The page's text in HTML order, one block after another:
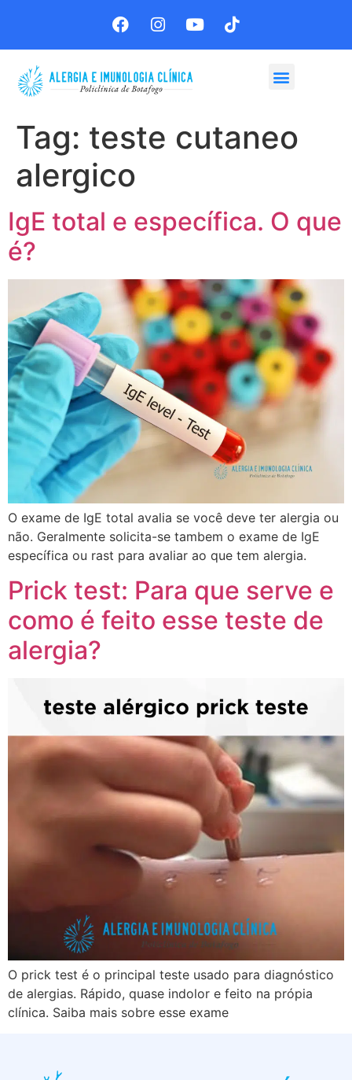
Tag: teste cutaneo
alergico
IgE total e específica. O que
é?
O exame de IgE total avalia se você deve ter alergia ou
não. Geralmente solicita-se tambem o exame de IgE
específica ou rast para avaliar ao que tem alergia.
Prick test: Para que serve e
como é feito esse teste de
alergia?
O prick test é o principal teste usado para diagnóstico
de alergias. Rápido, quase indolor e feito na própia
clínica. Saiba mais sobre esse exame